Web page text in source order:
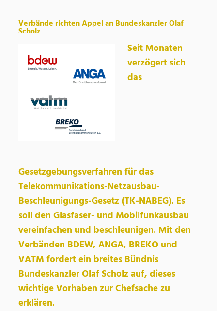
Verbände richten Appel an Bundeskanzler Olaf
Scholz
Seit Monaten
verzögert sich
das
Gesetzgebungsverfahren für das
Telekommunikations-Netzausbau-
Beschleunigungs-Gesetz (TK-NABEG). Es
soll den Glasfaser- und Mobilfunkausbau
vereinfachen und beschleunigen. Mit den
Verbänden BDEW, ANGA, BREKO und
VATM fordert ein breites Bündnis
Bundeskanzler Olaf Scholz auf, dieses
wichtige Vorhaben zur Chefsache zu
erklären.